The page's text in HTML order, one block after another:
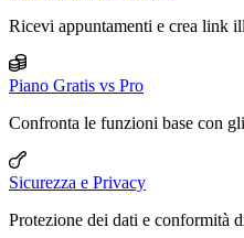
Ricevi appuntamenti e crea link
Piano Gratis vs Pro
Confronta le funzioni base con
Sicurezza e Privacy
Protezione dei dati e conformità